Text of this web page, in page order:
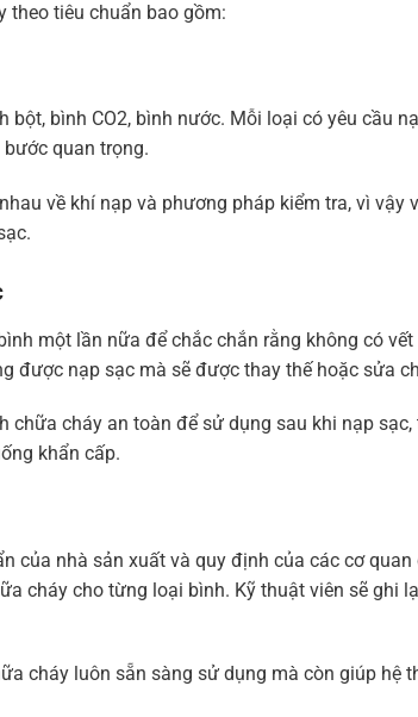
theo tiêu chuẩn bao gồm:
bình CO2, bình nước. Mỗi loại có yêu cầu
quan trọng.
về khí nạp và phương pháp kiểm tra, vì vậy
một lần nữa để chắc chắn rằng không có
được nạp sạc mà sẽ được thay thế hoặc sửa
cháy an toàn để sử dụng sau khi nạp
khẩn cấp.
của nhà sản xuất và quy định của các cơ
cháy cho từng loại bình. Kỹ thuật viên sẽ ghi
cháy luôn sẵn sàng sử dụng mà còn giúp hệ